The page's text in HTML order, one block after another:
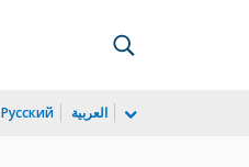
Русский العربية